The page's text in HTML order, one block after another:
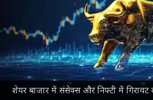
शेयर बाजार में संसेक्स और निफ्टी में गिरावट
Nov 07, 2024
क्या है खबर?
अमेरिकी राष्ट्रपति चुनाव में
बुधवार को भारतीयशेयर बाजार
गुरुवार (7 नवंबर) को खो दी है।